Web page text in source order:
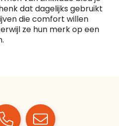
dat dagelijks gebruikt
die comfort willen
ze hun merk op een